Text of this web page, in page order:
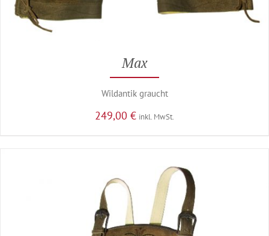
Max
Wildantik graucht
249,00 € inkl. MwSt.